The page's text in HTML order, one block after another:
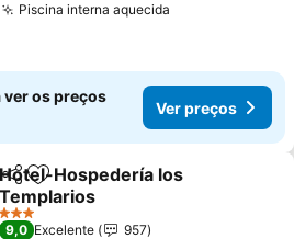
Piscina interna aquecida
ver os preços
Ver preços
Adicionar aos favoritos
Hotel-Hospedería los
Templarios
Ver preços
3 Estrelas
9,0 Excelente
957